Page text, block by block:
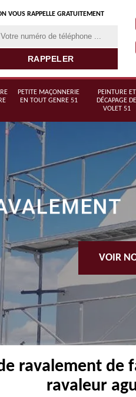
VOUS RAPPELLE GRATUITEMENT
PETITE MAÇONNERIE
EN TOUT GENRE 51
PEINTURE ET
DÉCAPAGE DE
VOLET 51
VOIR
ravalement de
ravaleur